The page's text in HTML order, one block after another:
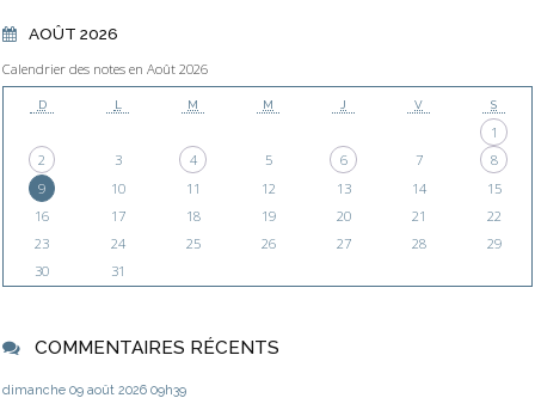
AOÛT 2026
Calendrier des notes en Août 2026
D L M M J V S
1
2
3 4 5 6 7
8
9
10 11 12 13 14
15
16
17 18 19 20 21
22
23
24 25 26 27 28
29
30
31
COMMENTAIRES RÉCENTS
dimanche 09 août 2026 09h39